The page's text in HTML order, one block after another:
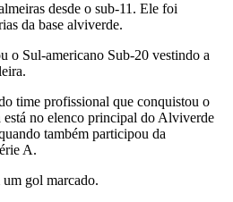
desde o sub-11. Ele foi
da base alviverde.
o Sul-americano Sub-20 vestindo a
time profissional que conquistou o
está no elenco principal do Alviverde
também participou da
A.
gol marcado.